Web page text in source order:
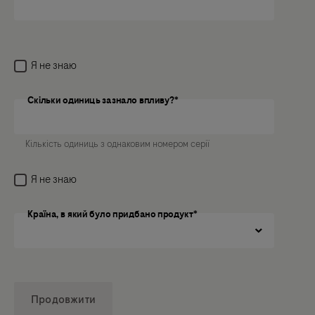
Я не знаю
Скільки одиниць зазнало впливу?
Скільки одиниць зазнало впливу?*
Кількість одиниць з однаковим номером серії
Я не знаю
Країна, в який було придбано продукт*
Продовжити